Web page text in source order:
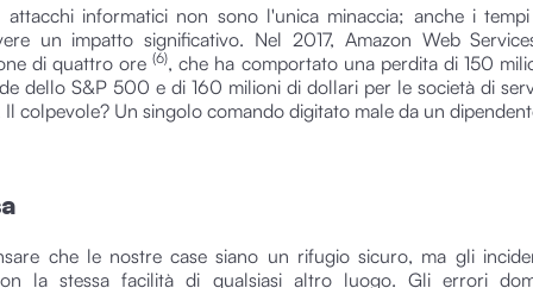
attacchi informatici non sono l'unica minaccia; anche i
un impatto significativo. Nel 2017, Amazon Web
di quattro ore(6), che ha comportato una perdita di 150
dello S&P 500 e di 160 milioni di dollari per le società di
Il colpevole? Un singolo comando digitato male da un
che le nostre case siano un rifugio sicuro, ma gli
la stessa facilità di qualsiasi altro luogo. Gli errori